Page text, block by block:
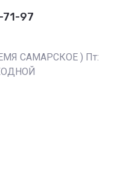
71-97
САМАРСКОЕ ) Пт: